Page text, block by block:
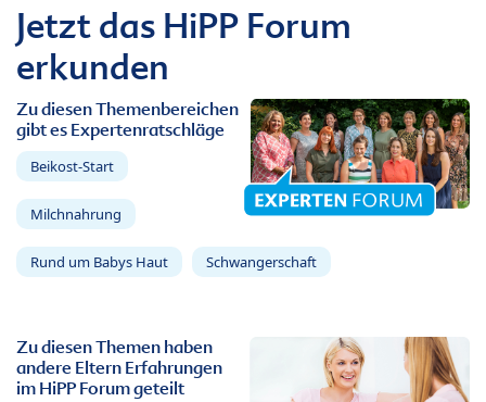
Jetzt das HiPP Forum
erkunden
Zu diesen Themenbereichen
gibt es Expertenratschläge
Beikost-Start
Milchnahrung
Rund um Babys Haut Schwangerschaft
Zu diesen Themen haben
andere Eltern Erfahrungen
im HiPP Forum geteilt